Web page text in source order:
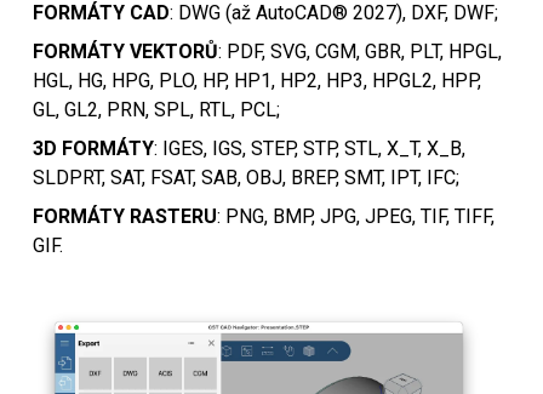
FORMÁTY CAD: DWG (až AutoCAD® 2027), DXF, DWF;
FORMÁTY VEKTORŮ: PDF, SVG, CGM, GBR, PLT, HPGL,
HGL, HG, HPG, PLO, HP, HP1, HP2, HP3, HPGL2, HPP,
GL, GL2, PRN, SPL, RTL, PCL;
3D FORMÁTY: IGES, IGS, STEP, STP, STL, X_T, X_B,
SLDPRT, SAT, FSAT, SAB, OBJ, BREP, SMT, IPT, IFC;
FORMÁTY RASTERU: PNG, BMP, JPG, JPEG, TIF, TIFF,
GIF.